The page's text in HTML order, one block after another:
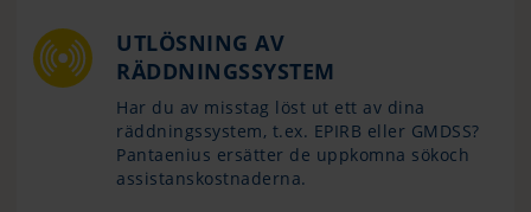
UTLÖSNING AV
RÄDDNINGSSYSTEM
Har du av misstag löst ut ett av dina
räddningssystem, t.ex. EPIRB eller GMDSS?
Pantaenius ersätter de uppkomna sökoch
assistanskostnaderna.